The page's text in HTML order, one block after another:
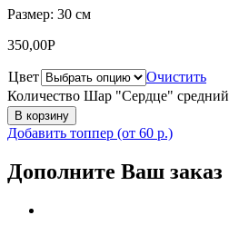
Размер: 30 см
350,00Р
Цвет
Очистить
Количество Шар "Сердце" средний
В корзину
Добавить топпер (от 60 р.)
Дополните Ваш заказ